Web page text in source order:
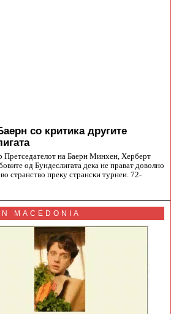
со критика другите
на Баерн Минхен, Херберт
од Бундеслигата дека не прават доволно
странство преку странски турнеи. 72-
MACEDONIA